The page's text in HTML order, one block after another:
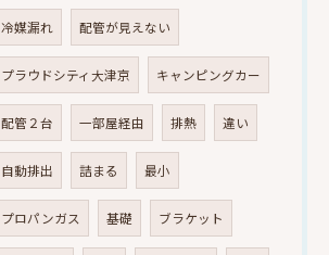
冷媒漏れ 配管が見えない
プラウドシティ大津京 キャンピングカー
配管２台 一部屋経由 排熱 違い
自動排出 詰まる 最小
プロパンガス 基礎 ブラケット